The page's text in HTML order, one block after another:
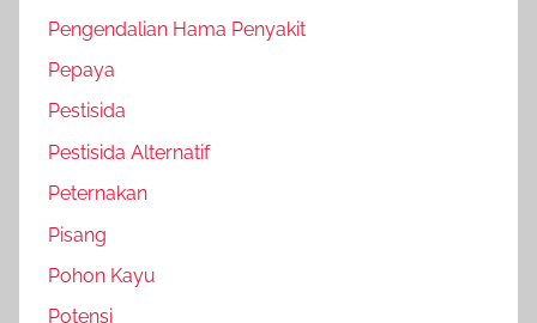
Pengendalian Hama Penyakit
Pepaya
Pestisida
Pestisida Alternatif
Peternakan
Pisang
Pohon Kayu
Potensi